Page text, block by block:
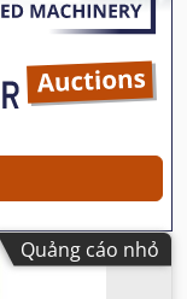
Quảng cáo nhỏ